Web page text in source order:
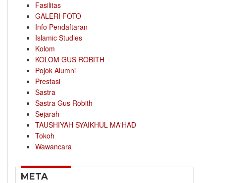
Fasilitas
GALERI FOTO
Info Pendaftaran
Islamic Studies
Kolom
KOLOM GUS ROBITH
Pojok Alumni
Prestasi
Sastra
Sastra Gus Robith
Sejarah
TAUSHIYAH SYAIKHUL MA'HAD
Tokoh
Wawancara
META